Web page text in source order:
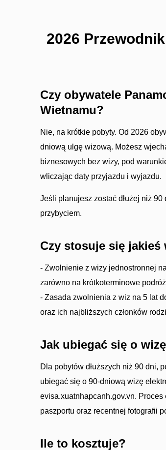
2026
Czy obywatele
Wietnamu?
Nie, na krótkie pobyty. Od 2026
dniową ulgę wizową. Możesz
biznesowych bez wizy, pod
wliczając daty przyjazdu i wyjazdu.
Jeśli planujesz zostać dłużej niż
przybyciem.
Czy stosuje się jakieś
- Zwolnienie z wizy jednostronnej
zarówno na krótkoterminowe
- Zasada zwolnienia z wiz na 5 lat
oraz ich najbliższych członków
Jak ubiegać się o
Dla pobytów dłuższych niż 90 dni,
ubiegać się o 90-dniową wizę
evisa.xuatnhapcanh.gov.vn.
paszportu oraz recentnej fotografii
Ile to kosztuje?